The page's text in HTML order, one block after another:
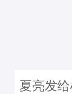
夏亮发